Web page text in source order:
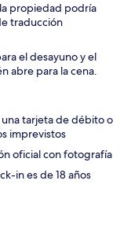
propiedad podría
traducción
el desayuno y el
abre para la cena.
tarjeta de débito o
imprevistos
oficial con fotografía
in es de 18 años